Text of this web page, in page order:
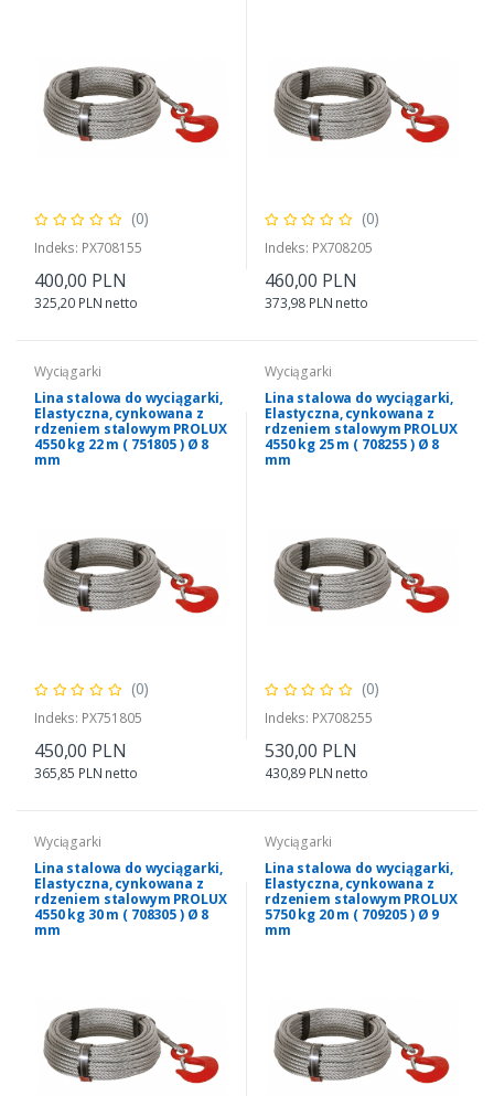
(0)
Indeks: PX708155
400,00 PLN
325,20 PLN netto
(0)
Indeks: PX708205
460,00 PLN
373,98 PLN netto
Wyciągarki
Lina stalowa do wyciągarki,
Elastyczna, cynkowana z
rdzeniem stalowym PROLUX
4550 kg 22 m ( 751805 ) Ø 8
mm
(0)
Indeks: PX751805
450,00 PLN
365,85 PLN netto
Wyciągarki
Lina stalowa do wyciągarki,
Elastyczna, cynkowana z
rdzeniem stalowym PROLUX
4550 kg 25 m ( 708255 ) Ø 8
mm
(0)
Indeks: PX708255
530,00 PLN
430,89 PLN netto
Wyciągarki
Lina stalowa do wyciągarki,
Elastyczna, cynkowana z
rdzeniem stalowym PROLUX
4550 kg 30 m ( 708305 ) Ø 8
mm
Wyciągarki
Lina stalowa do wyciągarki,
Elastyczna, cynkowana z
rdzeniem stalowym PROLUX
5750 kg 20 m ( 709205 ) Ø 9
mm